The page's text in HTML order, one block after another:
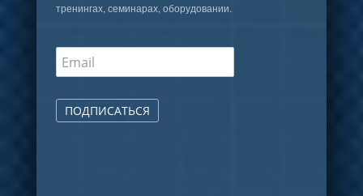
тренингах, семинарах, оборудовании.
ПОДПИСАТЬСЯ